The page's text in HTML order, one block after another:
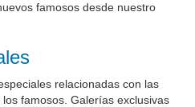
famosos desde nuestro
relacionadas con las
famosos. Galerías exclusivas